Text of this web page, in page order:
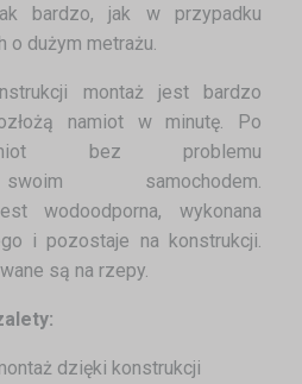
bardzo, jak w przypadku
dużym metrażu.
montaż jest bardzo
namiot w minutę. Po
bez problemu
samochodem.
wodoodporna, wykonana
i pozostaje na konstrukcji.
są na rzepy.
dzięki konstrukcji